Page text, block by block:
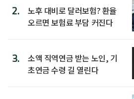
2.
노후 대비로 달러보험? 환율
오르면 보험료 부담 커진다
3.
소액 직역연금 받는 노인, 기
초연금 수령 길 열린다